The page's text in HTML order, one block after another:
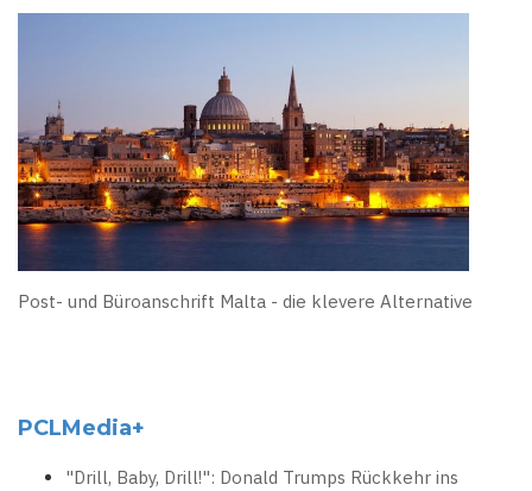
Post- und Büroanschrift Malta - die klevere Alternative
PCLMedia+
"Drill, Baby, Drill!": Donald Trumps Rückkehr ins